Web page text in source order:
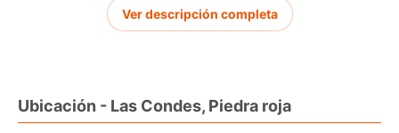
quincho techado en obra. En zócalo hay increíble piscina
interior temperada con salida al exterior, con techos de doble
150 mts2. Propiedad con terminaciones finales pendientes,
ideal como gran Residencia, Embajadas, Senior Suites e
Ver descripción completa
Ubicación - Las Condes, Piedra roja